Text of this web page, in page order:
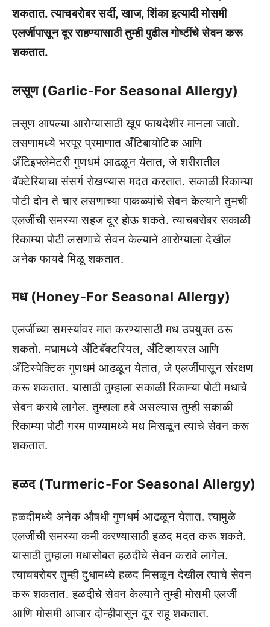
शकतात. त्याचबरोबर सर्दी, खाज, शिंका इत्यादी मोसमी
एलर्जीपासून दूर राहण्यासाठी तुम्ही पुढील गोष्टींचे सेवन करू
शकतात.
लसूण (Garlic-For Seasonal Allergy)
लसूण आपल्या आरोग्यासाठी खूप फायदेशीर मानला जातो.
लसणामध्ये भरपूर प्रमाणात अँटिबायोटिक आणि
अँटिइफ्लेमेटरी गुणधर्म आढळून येतात, जे शरीरातील
बॅक्टेरियाचा संसर्ग रोखण्यास मदत करतात. सकाळी रिकाम्या
पोटी दोन ते चार लसणाच्या पाकळ्यांचे सेवन केल्याने तुमची
एलर्जीची समस्या सहज दूर होऊ शकते. त्याचबरोबर सकाळी
रिकाम्या पोटी लसणाचे सेवन केल्याने आरोग्याला देखील
अनेक फायदे मिळू शकतात.
मध (Honey-For Seasonal Allergy)
एलर्जीच्या समस्यांवर मात करण्यासाठी मध उपयुक्त ठरू
शकतो. मधामध्ये अँटिबॅक्टरियल, अँटिव्हायरल आणि
अँटिस्पेक्टिक गुणधर्म आढळून येतात, जे एलर्जीपासून संरक्षण
करू शकतात. यासाठी तुम्हाला सकाळी रिकाम्या पोटी मधाचे
सेवन करावे लागेल. तुम्हाला हवे असल्यास तुम्ही सकाळी
रिकाम्या पोटी गरम पाण्यामध्ये मध मिसळून त्याचे सेवन करू
शकतात.
हळद (Turmeric-For Seasonal Allergy)
हळदीमध्ये अनेक औषधी गुणधर्म आढळून येतात. त्यामुळे
एलर्जीची समस्या कमी करण्यासाठी हळद मदत करू शकते.
यासाठी तुम्हाला मधासोबत हळदीचे सेवन करावे लागेल.
त्याचबरोबर तुम्ही दुधामध्ये हळद मिसळून देखील त्याचे सेवन
करू शकतात. हळदीचे सेवन केल्याने तुम्ही मोसमी एलर्जी
आणि मोसमी आजार दोन्हीपासून दूर राहू शकतात.